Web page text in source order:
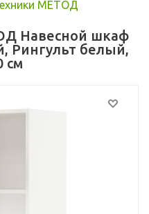
МЕТОД
Навесной шкаф
Рингульт белый,
см